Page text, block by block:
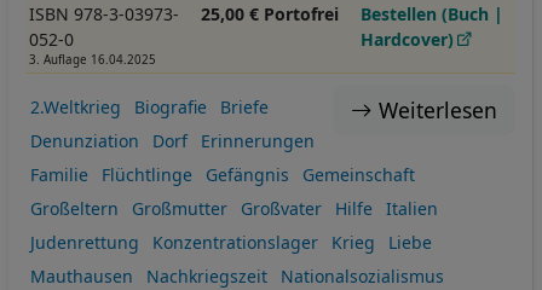
ISBN 978-3-03973-
052-0
3. Auflage 16.04.2025
25,00 € Portofrei
Bestellen (Buch |
Hardcover)
Weiterlesen
2.Weltkrieg Biografie
Briefe
Denunziation
Dorf
Erinnerungen
Familie
Flüchtlinge Gefängnis
Gemeinschaft
Großeltern
Großmutter Großvater Hilfe
Italien
Judenrettung
Konzentrationslager Krieg
Liebe
Mauthausen
Nachkriegszeit
Nationalsozialismus